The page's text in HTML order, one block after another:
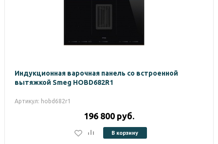
Индукционная варочная панель со встроенной
вытяжкой Smeg HOBD682R1
Артикул: hobd682r1
196 800 руб.
В корзину